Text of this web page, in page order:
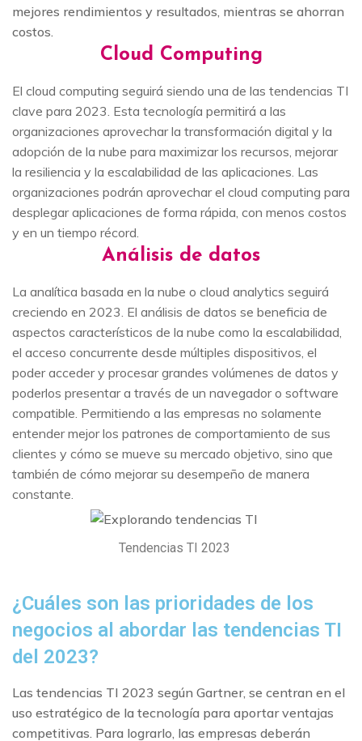
mejores rendimientos y resultados, mientras se ahorran
costos.
Cloud Computing
El cloud computing seguirá siendo una de las tendencias TI
clave para 2023. Esta tecnología permitirá a las
organizaciones aprovechar la transformación digital y la
adopción de la nube para maximizar los recursos, mejorar
la resiliencia y la escalabilidad de las aplicaciones. Las
organizaciones podrán aprovechar el cloud computing para
desplegar aplicaciones de forma rápida, con menos costos
y en un tiempo récord.
Análisis de datos
La analítica basada en la nube o cloud analytics seguirá
creciendo en 2023. El análisis de datos se beneficia de
aspectos característicos de la nube como la escalabilidad,
el acceso concurrente desde múltiples dispositivos, el
poder acceder y procesar grandes volúmenes de datos y
poderlos presentar a través de un navegador o software
compatible. Permitiendo a las empresas no solamente
entender mejor los patrones de comportamiento de sus
clientes y cómo se mueve su mercado objetivo, sino que
también de cómo mejorar su desempeño de manera
constante.
Tendencias TI 2023
¿Cuáles son las prioridades de los
negocios al abordar las tendencias TI
del 2023?
Las tendencias TI 2023 según Gartner, se centran en el
uso estratégico de la tecnología para aportar ventajas
competitivas. Para lograrlo, las empresas deberán